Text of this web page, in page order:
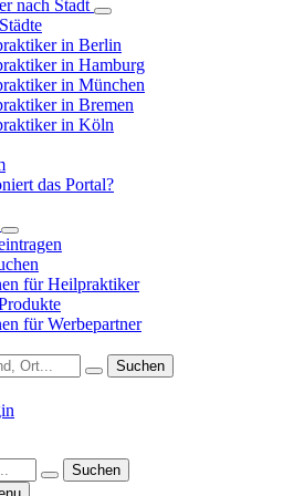
nach Stadt
in Berlin
in Hamburg
in München
in Bremen
in Köln
das Portal?
für Heilpraktiker
für Werbepartner
Suchen
Suchen